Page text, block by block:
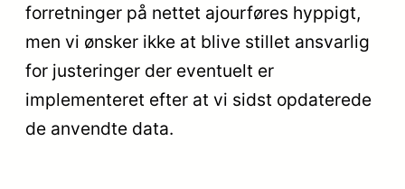
forretninger på nettet ajourføres hyppigt,
men vi ønsker ikke at blive stillet ansvarlig
for justeringer der eventuelt er
implementeret efter at vi sidst opdaterede
de anvendte data.